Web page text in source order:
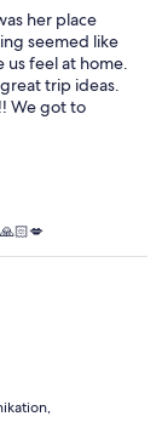
her place
seemed like
us feel at home.
trip ideas.
We got to
was
drive up was
have met
is amazing!
the magical
home